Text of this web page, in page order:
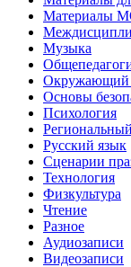
Материалы
Музыка
Окружающий
Основы
Психология
Русский язык
Сценарии
Технология
Физкультура
Чтение
Разное
Аудиозаписи
Видеозаписи